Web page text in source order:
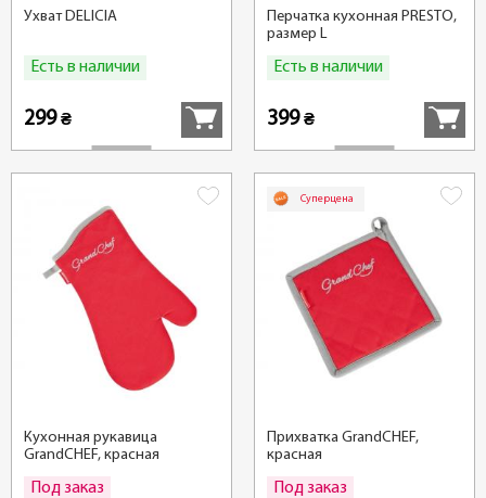
Ухват DELICIA
Есть в наличии
299₴
Перчатка кухонная PRESTO,
размер L
Есть в наличии
399₴
Кухонная рукавица
GrandCHEF, красная
Под заказ
Суперцена
Прихватка GrandCHEF,
красная
Под заказ